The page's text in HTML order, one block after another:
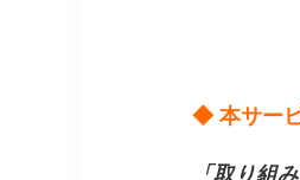
◆ 本サー
「取り組